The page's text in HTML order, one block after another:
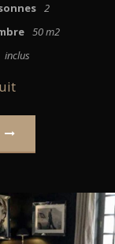
2
50 m2
inclus